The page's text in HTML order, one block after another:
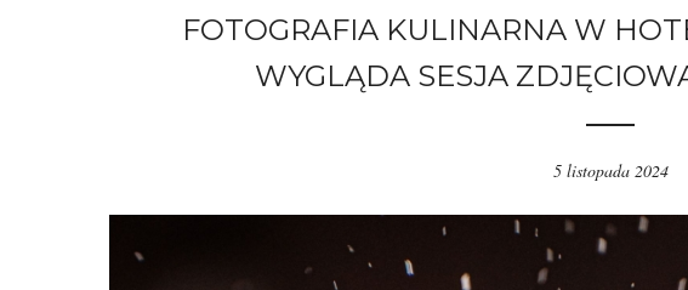
FOTOGRAFIA KULINARNA W
WYGLĄDA SESJA
5 listopada 2024